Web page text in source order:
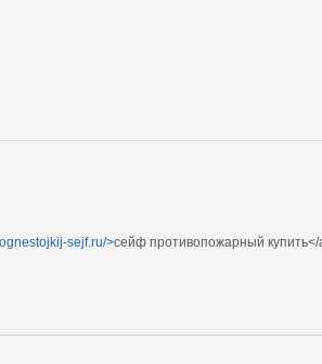
sejf.ru/>сейф противопожарный купить</